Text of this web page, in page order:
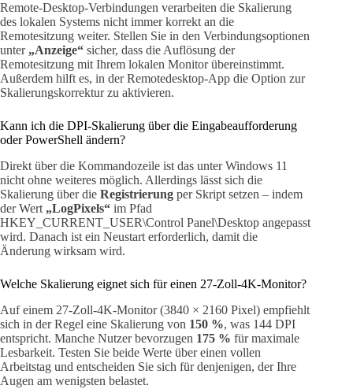
Remote-Desktop-Verbindungen verarbeiten die Skalierung
des lokalen Systems nicht immer korrekt an die
Remotesitzung weiter. Stellen Sie in den Verbindungsoptionen
unter „Anzeige“ sicher, dass die Auflösung der
Remotesitzung mit Ihrem lokalen Monitor übereinstimmt.
Außerdem hilft es, in der Remotedesktop-App die Option zur
Skalierungskorrektur zu aktivieren.
Kann ich die DPI-Skalierung über die Eingabeaufforderung
oder PowerShell ändern?
Direkt über die Kommandozeile ist das unter Windows 11
nicht ohne weiteres möglich. Allerdings lässt sich die
Skalierung über die Registrierung per Skript setzen – indem
der Wert „LogPixels“ im Pfad
HKEY_CURRENT_USER\Control Panel\Desktop angepasst
wird. Danach ist ein Neustart erforderlich, damit die
Änderung wirksam wird.
Welche Skalierung eignet sich für einen 27-Zoll-4K-Monitor?
Auf einem 27-Zoll-4K-Monitor (3840 × 2160 Pixel) empfiehlt
sich in der Regel eine Skalierung von 150 %, was 144 DPI
entspricht. Manche Nutzer bevorzugen 175 % für maximale
Lesbarkeit. Testen Sie beide Werte über einen vollen
Arbeitstag und entscheiden Sie sich für denjenigen, der Ihre
Augen am wenigsten belastet.